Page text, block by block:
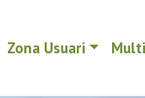
Zona Usuari